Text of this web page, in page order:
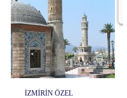
İZMİRİN ÖZEL